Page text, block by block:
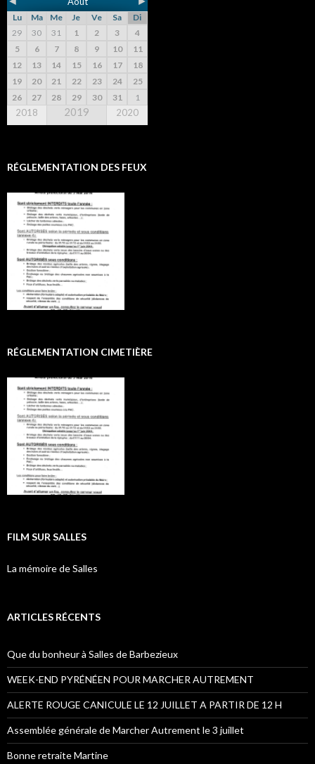
Lu Ma Me Je Ve Sa
Di
29
30 31 1 2 3
4
5
6 7 8 9 10
11
12
13 14 15 16 17
18
19
20 21 22 23 24
25
26
27 28 29 30 31 1
2018 2019 2020
RÉGLEMENTATION DES FEUX
RÉGLEMENTATION CIMETIÈRE
FILM SUR SALLES
La mémoire de Salles
ARTICLES RÉCENTS
Que du bonheur à Salles de Barbezieux
WEEK-END PYRÉNÉEN POUR MARCHER AUTREMENT
ALERTE ROUGE CANICULE LE 12 JUILLET A PARTIR DE 12 H
Assemblée générale de Marcher Autrement le 3 juillet
Bonne retraite Martine